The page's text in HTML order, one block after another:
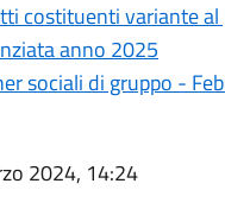
costituenti variante
anno 2025
sociali di gruppo -
2024, 14:24